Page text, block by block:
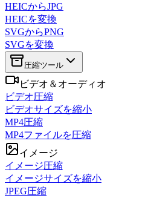
HEICからJPG
HEICを変換
SVGからPNG
SVGを変換
圧縮ツール
ビデオ＆オーディオ
ビデオ圧縮
ビデオサイズを縮小
MP4圧縮
MP4ファイルを圧縮
イメージ
イメージ圧縮
イメージサイズを縮小
JPEG圧縮